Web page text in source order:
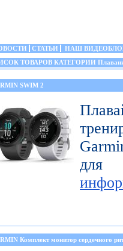
СТАТЬИ
НАШ
ТОВАРОВ КАТЕГОРИИ
SWIM 2
для
Комплект монитор сердечного